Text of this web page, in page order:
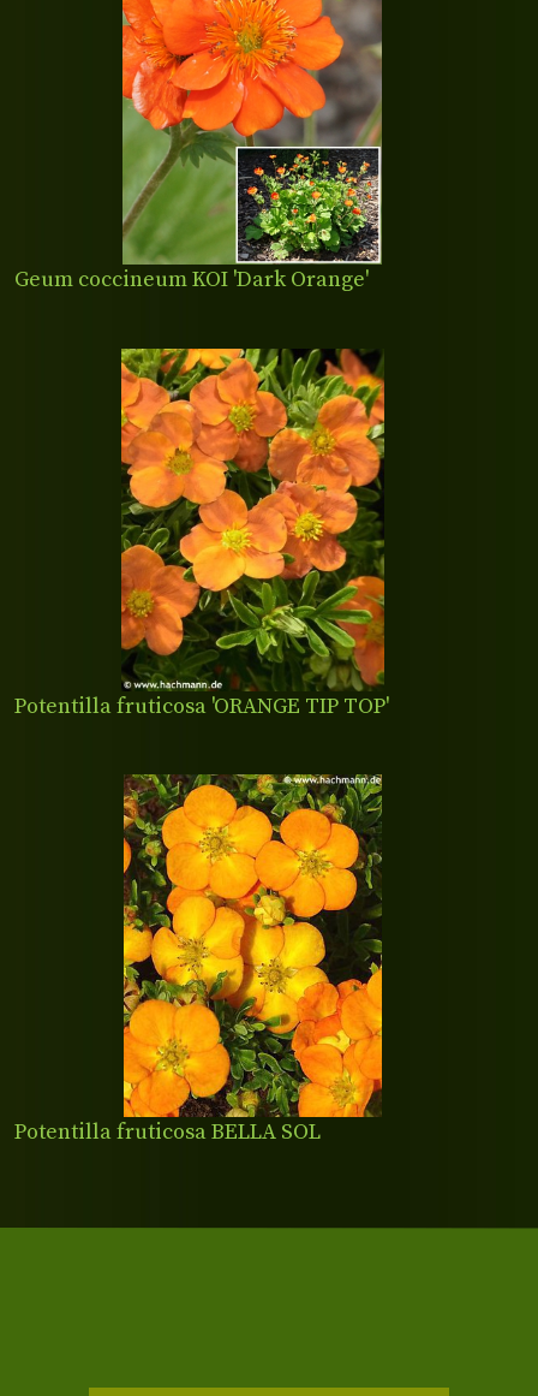
Geum coccineum KOI 'Dark Orange'
Potentilla fruticosa 'ORANGE TIP TOP'
Potentilla fruticosa BELLA SOL